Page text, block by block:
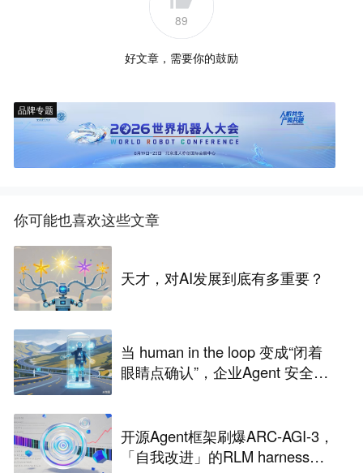
89
好文章，需要你的鼓励
品牌专题
你可能也喜欢这些文章
天才，对AI发展到底有多重要？
当 human in the loop 变成“闭着
眼睛点确认”，企业Agent 安全还
开源Agent框架刷爆ARC-AGI-3，
「自我改进」的RLM harness引